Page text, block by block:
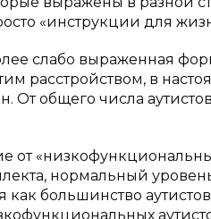
«инструкции для
слабо выраженная
расстройством, в
От общего числа
нормальный уровень
большинство